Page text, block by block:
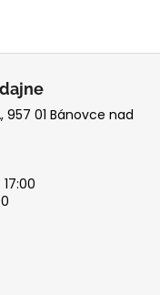
957 01 Bánovce nad